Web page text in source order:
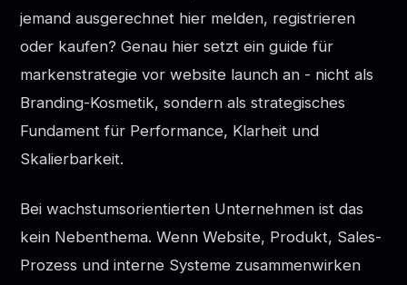
jemand ausgerechnet hier melden, registrieren
oder kaufen? Genau hier setzt ein guide für
markenstrategie vor website launch an - nicht als
Branding-Kosmetik, sondern als strategisches
Fundament für Performance, Klarheit und
Skalierbarkeit.
Bei wachstumsorientierten Unternehmen ist das
kein Nebenthema. Wenn Website, Produkt, Sales-
Prozess und interne Systeme zusammenwirken